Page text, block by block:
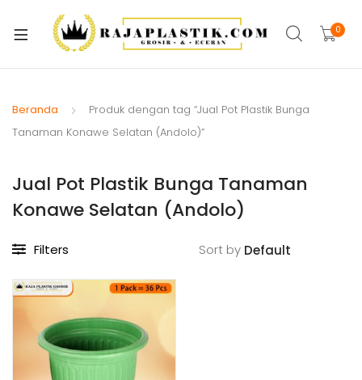
0
Beranda
Produk dengan tag “Jual Pot Plastik Bunga
Tanaman Konawe Selatan (Andolo)”
Jual Pot Plastik Bunga Tanaman
Konawe Selatan (Andolo)
Filters Sort by